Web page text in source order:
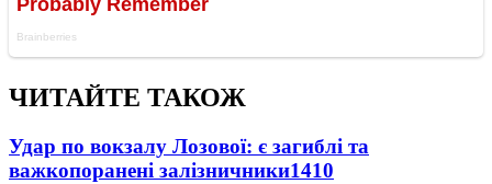
ЧИТАЙТЕ ТАКОЖ
Удар по вокзалу Лозової: є загиблі та
важкопоранені залізничники1410